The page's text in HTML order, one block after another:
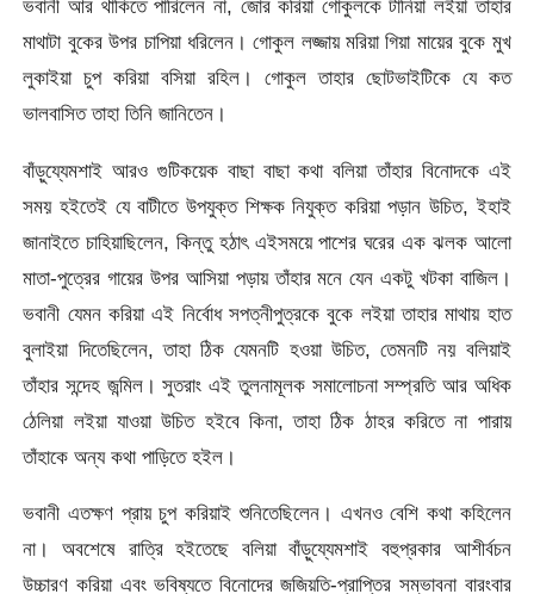
ভবানী আর থাকিতে পারিলেন না, জোর করিয়া গোকুলকে টানিয়া লইয়া তাহার
মাথাটা বুকের উপর চাপিয়া ধরিলেন। গোকুল লজ্জায় মরিয়া গিয়া মায়ের বুকে মুখ
লুকাইয়া চুপ করিয়া বসিয়া রহিল। গোকুল তাহার ছোটভাইটিকে যে কত
ভালবাসিত তাহা তিনি জানিতেন।
বাঁড়ুয্যেমশাই আরও গুটিকয়েক বাছা বাছা কথা বলিয়া তাঁহার বিনোদকে এই
সময় হইতেই যে বাটীতে উপযুক্ত শিক্ষক নিযুক্ত করিয়া পড়ান উচিত, ইহাই
জানাইতে চাহিয়াছিলেন, কিন্তু হঠাৎ এইসময়ে পাশের ঘরের এক ঝলক আলো
মাতা-পুত্রের গায়ের উপর আসিয়া পড়ায় তাঁহার মনে যেন একটু খটকা বাজিল।
ভবানী যেমন করিয়া এই নির্বোধ সপত্নীপুত্রকে বুকে লইয়া তাহার মাথায় হাত
বুলাইয়া দিতেছিলেন, তাহা ঠিক যেমনটি হওয়া উচিত, তেমনটি নয় বলিয়াই
তাঁহার সন্দেহ জন্মিল। সুতরাং এই তুলনামূলক সমালোচনা সম্প্রতি আর অধিক
ঠেলিয়া লইয়া যাওয়া উচিত হইবে কিনা, তাহা ঠিক ঠাহর করিতে না পারায়
তাঁহাকে অন্য কথা পাড়িতে হইল।
ভবানী এতক্ষণ প্রায় চুপ করিয়াই শুনিতেছিলেন। এখনও বেশি কথা কহিলেন
না। অবশেষে রাত্রি হইতেছে বলিয়া বাঁড়ুয্যেমশাই বহুপ্রকার আশীর্বচন
উচ্চারণ করিয়া এবং ভবিষ্যতে বিনোদের জজিয়তি-প্রাপ্তির সম্ভাবনা বারংবার